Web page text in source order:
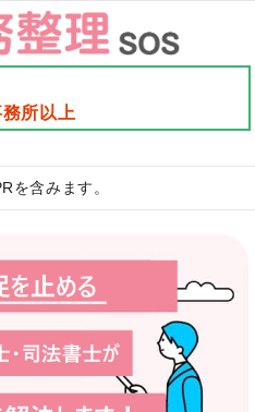
所以上
を含みます。